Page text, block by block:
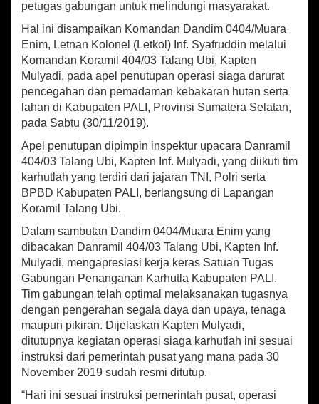
a
h
u
t
l
a
U
p
y
a
M
l
i
n
u
n
g
i
W
a
g
a
p
k
petugas gabungan untuk melindungi masyarakat.
Hal ini disampaikan Komandan Dandim 0404/Muara
Enim, Letnan Kolonel (Letkol) Inf. Syafruddin melalui
Komandan Koramil 404/03 Talang Ubi, Kapten
Mulyadi, pada apel penutupan operasi siaga darurat
pencegahan dan pemadaman kebakaran hutan serta
lahan di Kabupaten PALI, Provinsi Sumatera Selatan,
pada Sabtu (30/11/2019).
Apel penutupan dipimpin inspektur upacara Danramil
404/03 Talang Ubi, Kapten Inf. Mulyadi, yang diikuti tim
karhutlah yang terdiri dari jajaran TNI, Polri serta
BPBD Kabupaten PALI, berlangsung di Lapangan
Koramil Talang Ubi.
Dalam sambutan Dandim 0404/Muara Enim yang
dibacakan Danramil 404/03 Talang Ubi, Kapten Inf.
Mulyadi, mengapresiasi kerja keras Satuan Tugas
Gabungan Penanganan Karhutla Kabupaten PALI.
Tim gabungan telah optimal melaksanakan tugasnya
dengan pengerahan segala daya dan upaya, tenaga
maupun pikiran. Dijelaskan Kapten Mulyadi,
ditutupnya kegiatan operasi siaga karhutlah ini sesuai
instruksi dari pemerintah pusat yang mana pada 30
November 2019 sudah resmi ditutup.
“Hari ini sesuai instruksi pemerintah pusat, operasi